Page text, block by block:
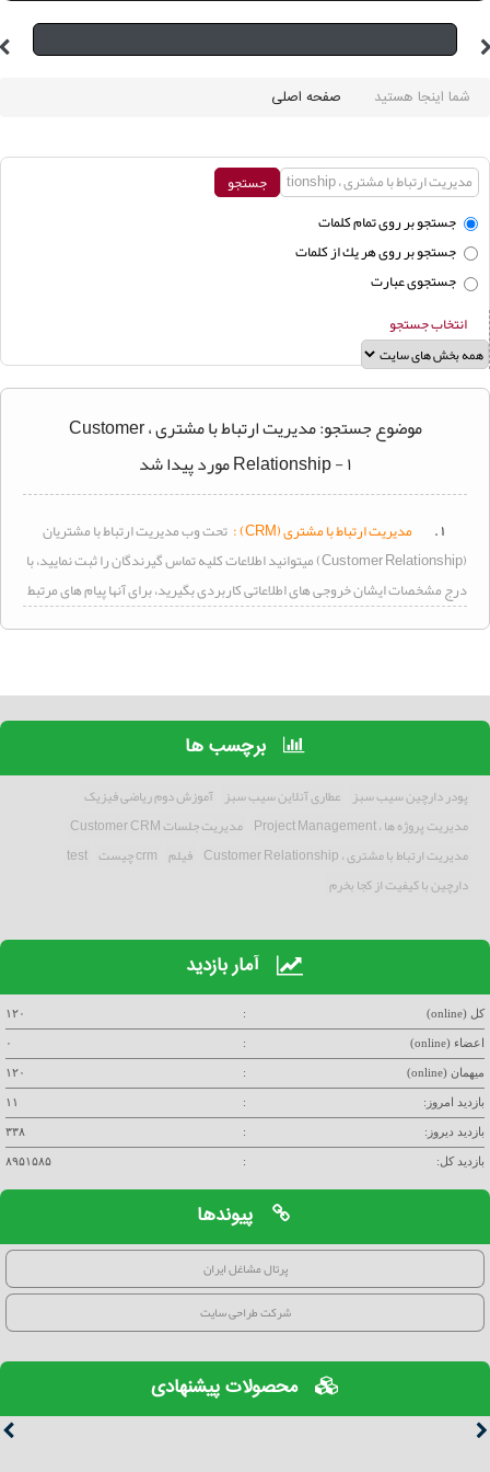
شما اینجا هستید صفحه اصلی
جستجو بر روی تمام كلمات
جستجو بر روی هر يك از كلمات
جستجوی عبارت
انتخاب جستجو
موضوع جستجو: مدیریت ارتباط با مشتری ، Customer
Relationship - ۱ مورد پیدا شد
۱ . مدیریتارتباط با مشتری (CRM) : تحت وبمدیریتارتباط با مشتریان
(Customer Relationship) میتوانید اطلاعات کلیه تماس گیرندگان را ثبت نمایید، با
درج مشخصات ایشان خروجی های اطلاعاتی کاربردی بگیرید، برای آنها پیام های مرتبط
برچسب ها
پودر دارچین سیب سبز عطاری آنلاین سیب سبز آموزش دوم ریاضی فیزیک
مدیریت پروژه ها ، Project Management
مدیریت جلسات Customer CRM
مدیریت ارتباط با مشتری ، Customer Relationship
فیلم crm چیست
test
دارچین با کیفیت از کجا بخرم
آمار بازدید
کل (online) : ۱۲۰
اعضاء (online) : ۰
میهمان (online) : ۱۲۰
بازدید امروز: : ۱۱
بازدید دیروز: : ۳۳۸
بازدید کل: : ۸۹۵۱۵۸۵
پیوندها
پرتال مشاغل ایران
شرکت طراحی سایت
محصولات پیشنهادی